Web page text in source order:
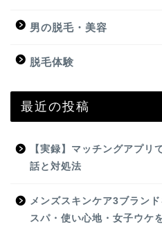
男の脱毛・美容
脱毛体験
最近の投稿
【実録】マッチングアプリ
話と対処法
メンズスキンケア3ブラン
スパ・使い心地・女子ウケ